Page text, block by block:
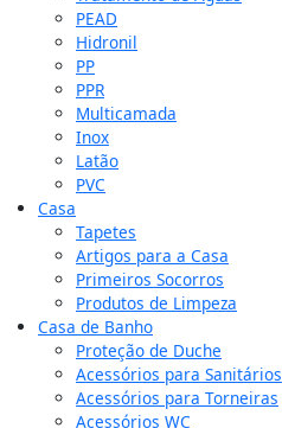
PEAD
Hidronil
PP
PPR
Multicamada
Inox
Latão
PVC
Casa
Tapetes
Artigos para a Casa
Primeiros Socorros
Produtos de Limpeza
Casa de Banho
Proteção de Duche
Acessórios para Sanitários
Acessórios para Torneiras
Acessórios WC